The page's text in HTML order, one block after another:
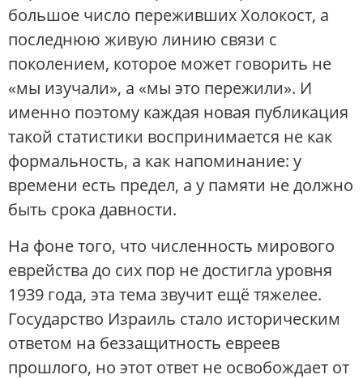
большое число переживших Холокост, а
последнюю живую линию связи с
поколением, которое может говорить не
«мы изучали», а «мы это пережили». И
именно поэтому каждая новая публикация
такой статистики воспринимается не как
формальность, а как напоминание: у
времени есть предел, а у памяти не должно
быть срока давности.
На фоне того, что численность мирового
еврейства до сих пор не достигла уровня
1939 года, эта тема звучит ещё тяжелее.
Государство Израиль стало историческим
ответом на беззащитность евреев
прошлого, но этот ответ не освобождает от